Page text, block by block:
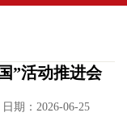
”活动推进会
日期：2026-06-25